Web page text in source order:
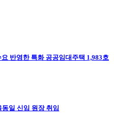
반영한 특화 공공임대주택 1,983호
일 신임 원장 취임